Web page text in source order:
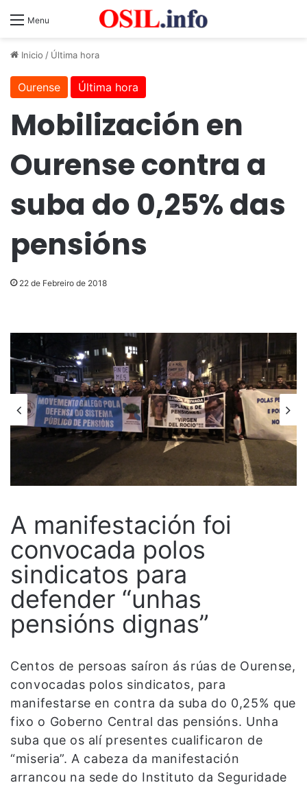
Menu
Inicio / Última hora
Ourense Última hora
Mobilización en
Ourense contra a
suba do 0,25% das
pensións
22 de Febreiro de 2018
A manifestación foi
convocada polos
sindicatos para
defender “unhas
pensións dignas”
Centos de persoas saíron ás rúas de Ourense,
convocadas polos sindicatos, para
manifestarse en contra da suba do 0,25% que
fixo o Goberno Central das pensións. Unha
suba que os alí presentes cualificaron de
“miseria”. A cabeza da manifestación
arrancou na sede do Instituto da Seguridade